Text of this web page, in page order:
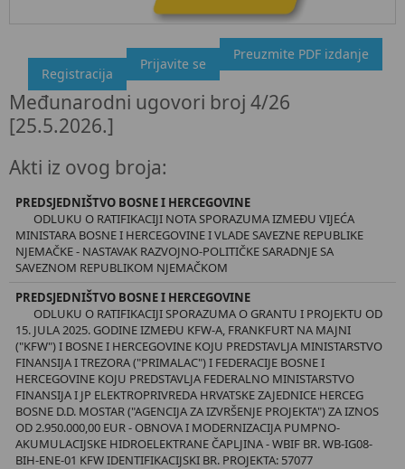
"Službeni glasnik BiH", broj 4/26 25.5.2026.
Ovdje možete preuzeti dokument, kao i obaviti kratki uvid u
sadržaj dokumenta.
Preuzmite PDF izdanje
Prijavite se
Registracija
Međunarodni ugovori broj 4/26
[25.5.2026.]
Akti iz ovog broja:
PREDSJEDNIŠTVO BOSNE I HERCEGOVINE
ODLUKU O RATIFIKACIJI NOTA SPORAZUMA IZMEĐU VIJEĆA
MINISTARA BOSNE I HERCEGOVINE I VLADE SAVEZNE REPUBLIKE
NJEMAČKE - NASTAVAK RAZVOJNO-POLITIČKE SARADNJE SA
SAVEZNOM REPUBLIKOM NJEMAČKOM
PREDSJEDNIŠTVO BOSNE I HERCEGOVINE
ODLUKU O RATIFIKACIJI SPORAZUMA O GRANTU I PROJEKTU OD
15. JULA 2025. GODINE IZMEĐU KFW-A, FRANKFURT NA MAJNI
("KFW") I BOSNE I HERCEGOVINE KOJU PREDSTAVLJA MINISTARSTVO
FINANSIJA I TREZORA ("PRIMALAC") I FEDERACIJE BOSNE I
HERCEGOVINE KOJU PREDSTAVLJA FEDERALNO MINISTARSTVO
FINANSIJA I JP ELEKTROPRIVREDA HRVATSKE ZAJEDNICE HERCEG
BOSNE D.D. MOSTAR ("AGENCIJA ZA IZVRŠENJE PROJEKTA") ZA IZNOS
OD 2.950.000,00 EUR - OBNOVA I MODERNIZACIJA PUMPNO-
AKUMULACIJSKE HIDROELEKTRANE ČAPLJINA - WBIF BR. WB-IG08-
BIH-ENE-01 KFW IDENTIFIKACIJSKI BR. PROJEKTA: 57077